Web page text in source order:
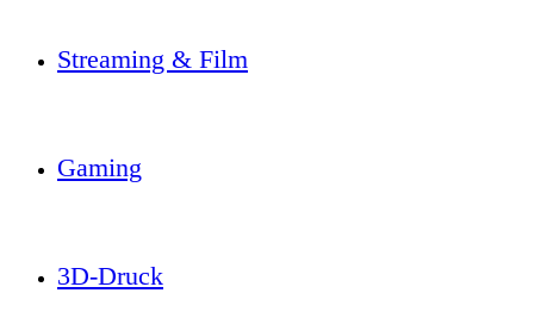
Streaming & Film
Gaming
3D-Druck